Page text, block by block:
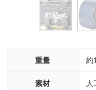
重量 約
素材 人